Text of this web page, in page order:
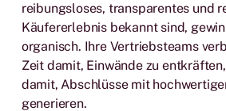
reibungsloses, transparentes und
Käufererlebnis bekannt sind,
organisch. Ihre Vertriebsteams
Zeit damit, Einwände zu
damit, Abschlüsse mit
generieren.